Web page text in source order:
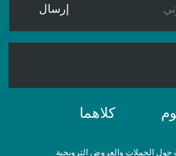
إرسال
كلاهما
الحملات والعروض الترويجية